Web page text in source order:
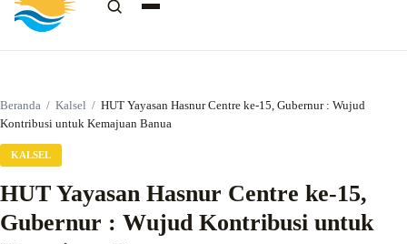
Beranda / Kalsel / HUT Yayasan Hasnur Centre ke-15, Gubernur : Wujud
Kontribusi untuk Kemajuan Banua
KALSEL
HUT Yayasan Hasnur Centre ke-15,
Gubernur : Wujud Kontribusi untuk